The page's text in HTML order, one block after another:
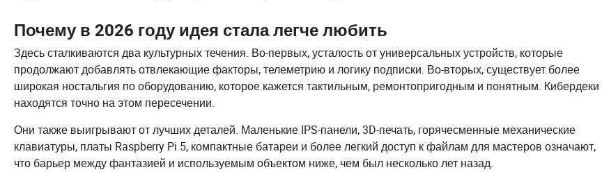
Почему в 2026 году идея стала легче любить
Здесь сталкиваются два культурных течения. Во-первых, усталость от универсальных устройств, которые
продолжают добавлять отвлекающие факторы, телеметрию и логику подписки. Во-вторых, существует более
широкая ностальгия по оборудованию, которое кажется тактильным, ремонтопригодным и понятным. Кибердеки
находятся точно на этом пересечении.
Они также выигрывают от лучших деталей. Маленькие IPS-панели, 3D-печать, горячесменные механические
клавиатуры, платы Raspberry Pi 5, компактные батареи и более легкий доступ к файлам для мастеров означают,
что барьер между фантазией и используемым объектом ниже, чем был несколько лет назад.